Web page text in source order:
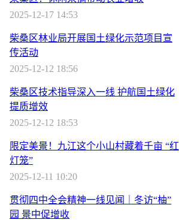
2025-12-17 14:53
柴桑区林业局开展国土绿化示范项目宣
传活动
2025-12-12 18:56
柴桑区技术指导深入一线 护航国土绿化
提质增效
2025-12-12 18:53
限定美景！九江这个小山村藏着千亩 “红
灯笼”
2025-12-11 10:20
贯彻四中全会精神一线见闻｜冬访“柚”
园 景中促增收